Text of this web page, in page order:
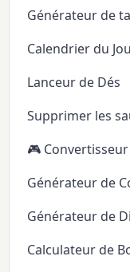
Générateur de
Calendrier du
Lanceur de Dés
Supprimer les
🎮
Générateur de
Générateur de
Calculateur de